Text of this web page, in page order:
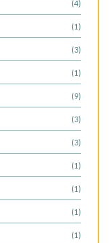
(4)
(1)
(3)
(1)
(9)
(3)
(3)
(1)
(1)
(1)
(1)